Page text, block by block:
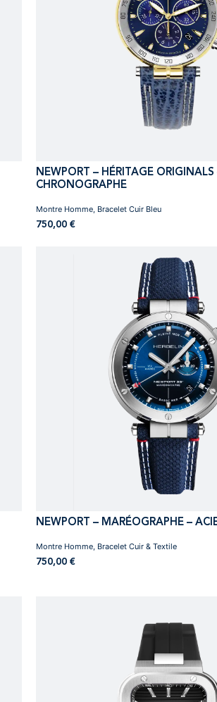
NEWPORT – HÉRITAGE ORIGINALS
CHRONOGRAPHE
750,00 €
Montre Homme, Bracelet Cuir Bleu
NEWPORT – MARÉOGRAPHE –
750,00 €
Montre Homme, Bracelet Cuir & Textile